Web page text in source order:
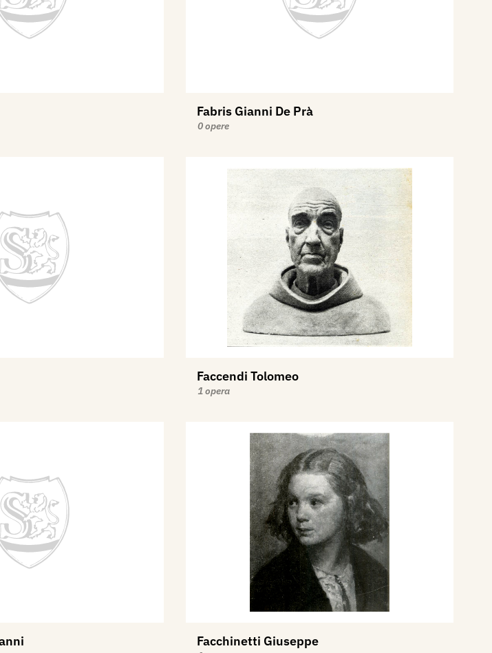
Fabris Gianni De Prà
0 opere
Faccendi Tolomeo
1 opera
Facchinetti Giuseppe